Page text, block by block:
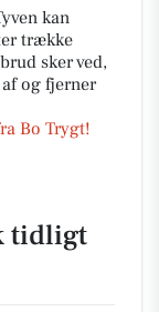
kan
trække
sker ved,
og fjerner
Bo Trygt!
tidligt